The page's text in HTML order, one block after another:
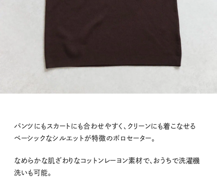
パンツにもスカートにも合わせやすく、クリーンにも着こなせる
ベーシックなシルエットが特徴のポロセーター。
なめらかな肌ざわりなコットンレーヨン素材で、おうちで洗濯機
洗いも可能。